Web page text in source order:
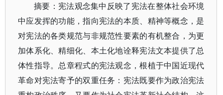
摘要：宪法观念集中反映了宪法在整体社会环境
中应发挥的功能，指向宪法的本质、精神等概念，是
对宪法的各类规范与非规范性要素的有机整合，为更
加体系化、精细化、本土化地诠释宪法文本提供了总
体性指导。总章程式的宪法观念，根植于中国近现代
革命对宪法寄予的双重任务：宪法既要作为政治宪法